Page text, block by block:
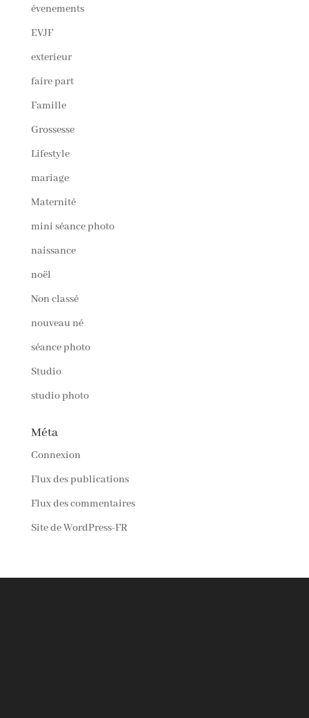
évenements
EVJF
exterieur
faire part
Famille
Grossesse
Lifestyle
mariage
Maternité
mini séance photo
naissance
noël
Non classé
nouveau né
séance photo
Studio
studio photo
Méta
Connexion
Flux des publications
Flux des commentaires
Site de WordPress-FR